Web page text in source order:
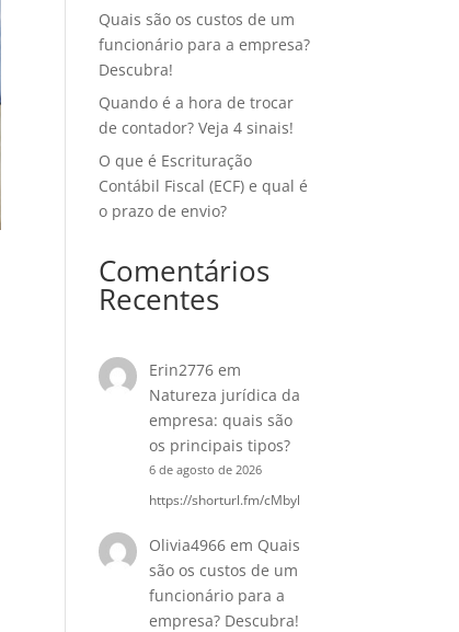
Quais são os custos de um
funcionário para a empresa?
Descubra!
Quando é a hora de trocar
de contador? Veja 4 sinais!
O que é Escrituração
Contábil Fiscal (ECF) e qual é
o prazo de envio?
Comentários
Recentes
Erin2776em
Natureza jurídica da
empresa: quais são
os principais tipos?
6 de agosto de 2026
https://shorturl.fm/cMbyl
Olivia4966em Quais
são os custos de um
funcionário para a
empresa? Descubra!